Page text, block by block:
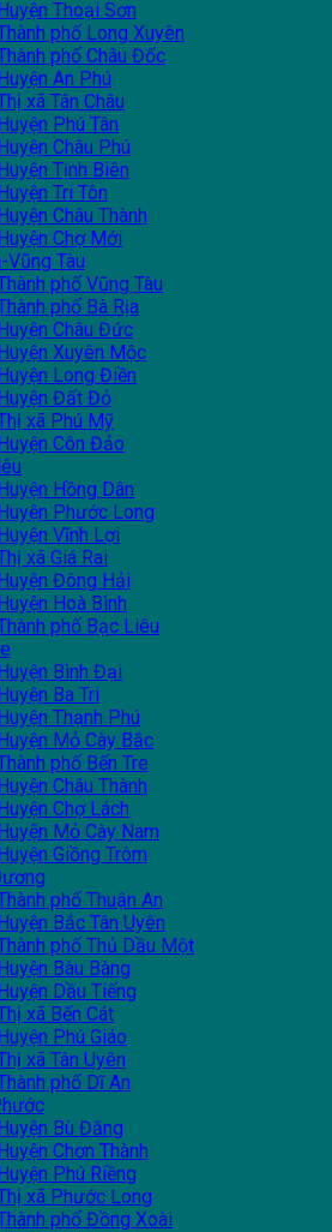
Thoại Sơn
phố Long Xuyên
phố Châu Đốc
An Phú
xã Tân Châu
Phú Tân
Châu Phú
Tịnh Biên
Tri Tôn
Châu Thành
Chợ Mới
Vũng Tàu
phố Vũng Tàu
phố Bà Rịa
Châu Đức
Xuyên Mộc
Long Điền
Đất Đỏ
xã Phú Mỹ
Côn Đảo
Hồng Dân
Phước Long
Vĩnh Lợi
xã Giá Rai
Đông Hải
Hoà Bình
phố Bạc Liêu
Bình Đại
Ba Tri
Thạnh Phú
Mỏ Cày Bắc
phố Bến Tre
Châu Thành
Chợ Lách
Mỏ Cày Nam
Giồng Trôm
phố Thuận An
Bắc Tân Uyên
phố Thủ Dầu Một
Bàu Bàng
Dầu Tiếng
xã Bến Cát
Phú Giáo
xã Tân Uyên
phố Dĩ An
Bù Đăng
Chơn Thành
Phú Riềng
xã Phước Long
phố Đồng Xoài